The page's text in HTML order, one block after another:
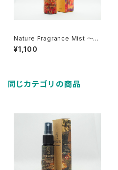
Nature Fragrance Mist ～S
pring Blend～ 20ml
¥1,100
同じカテゴリの商品